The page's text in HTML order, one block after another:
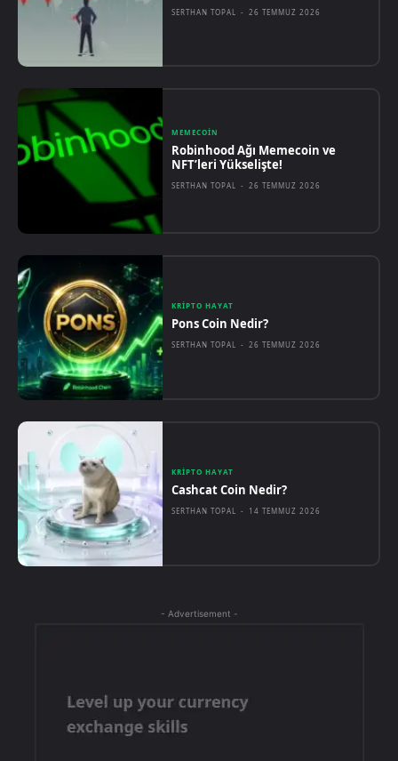
SERTHAN TOPAL - 26 TEMMUZ 2026
MEMECOIN
Robinhood Ağı Memecoin ve
NFT’leri Yükselişte!
SERTHAN TOPAL - 26 TEMMUZ 2026
KRIPTO HAYAT
Pons Coin Nedir?
SERTHAN TOPAL - 26 TEMMUZ 2026
KRIPTO HAYAT
Cashcat Coin Nedir?
SERTHAN TOPAL - 14 TEMMUZ 2026
- Advertisement -